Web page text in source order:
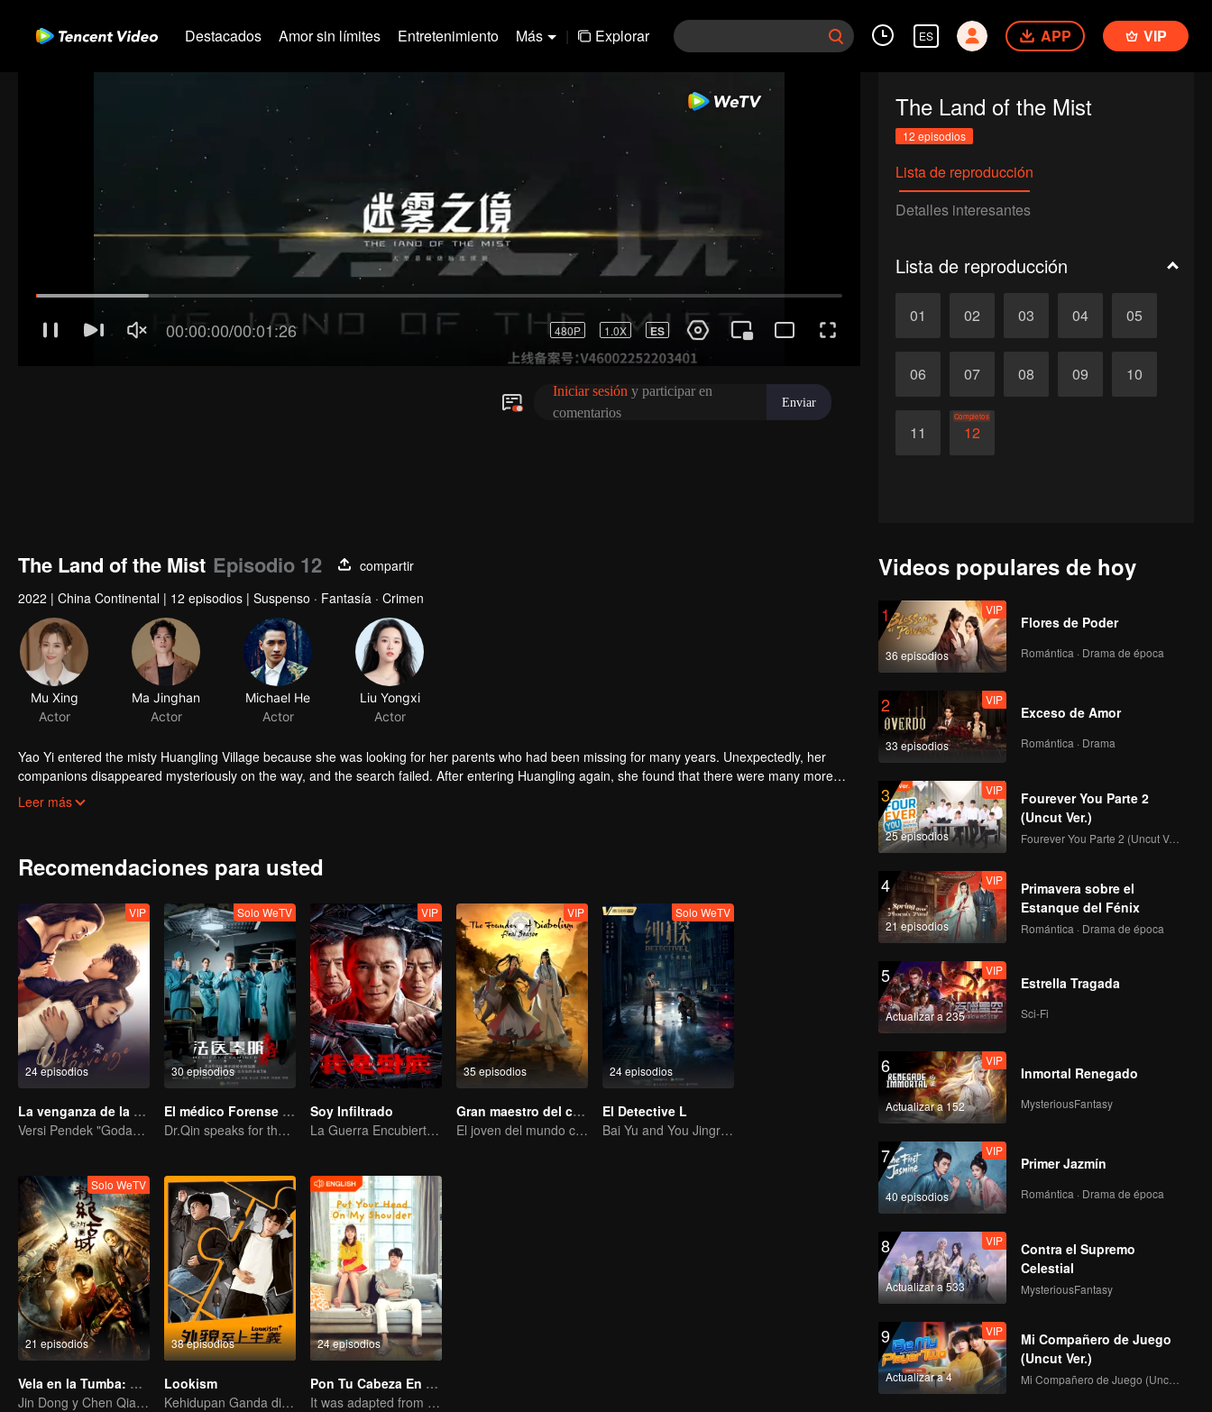
Destacados Amor sin límites Entretenimiento Más | Explorar ES APP VIP
The Land of the Mist
12 episodios
Lista de reproducción
Detalles interesantes
Lista de reproducción
01 02 03 04 05
06 07 08 09 10
11 12
Completos
The Land of the Mist Episodio 12
compartir
2022 | China Continental | 12 episodios | Suspenso · Fantasía · Crimen
Mu Xing
Actor
Ma Jinghan
Actor
Michael He
Actor
Liu Yongxi
Actor
Yao Yi entered the misty Huangling Village because she was looking for her parents who had been missing for many years. Unexpectedly, her
companions disappeared mysteriously on the way, and the search failed. After entering Huangling again, she found that there were many more
people in the village, and these people seemed to be related to an accident.
Leer más
Recomendaciones para usted
24 episodios
VIP
La venganza de la esposa
Versi Pendek "Godaan Pulang"
30 episodios
Solo WeTV
El médico Forense Dr. Qin: Supervivientes
Dr.Qin speaks for the dead.
VIP
Soy Infiltrado
La Guerra Encubierta de Collin Chou
35 episodios
VIP
Gran maestro del cultivo demoníaco
El joven del mundo celestial erradica males por el pueblo
24 episodios
Solo WeTV
El Detective L
Bai Yu and You Jingru Became the super detective
21 episodios
Solo WeTV
Vela en la Tumba: Ciudad Misteriosa
Jin Dong y Chen Qiaoen comienzaron una aventura
38 episodios
Lookism
Kehidupan Ganda di Rumah Mewah: Menjadi Tampan
24 episodios
Pon Tu Cabeza En Mi Hombro
It was adapted from the same series of novels as "A Love so Beautiful"
Videos populares de hoy
1
36 episodios
VIP
Flores de Poder
Romántica · Drama de época
2
33 episodios
VIP
Exceso de Amor
Romántica · Drama
3
25 episodios
VIP
Fourever You Parte 2
(Uncut Ver.)
Fourever You Parte 2 (Uncut Ver.)
4
21 episodios
VIP
Primavera sobre el
Estanque del Fénix
Romántica · Drama de época
5
Actualizar a 235
VIP
Estrella Tragada
Sci-Fi
6
Actualizar a 152
VIP
Inmortal Renegado
MysteriousFantasy
7
40 episodios
VIP
Primer Jazmín
Romántica · Drama de época
8
Actualizar a 533
VIP
Contra el Supremo
Celestial
MysteriousFantasy
9
Actualizar a 4
VIP
Mi Compañero de Juego
(Uncut Ver.)
Mi Compañero de Juego (Uncut Ver.)